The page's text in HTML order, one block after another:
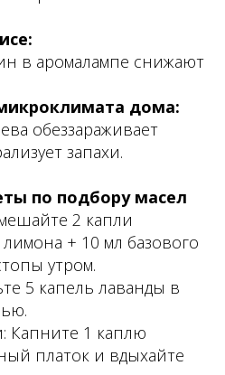
в аромалампе снижают
дома:
обеззараживает
запахи.
по подбору масел
2 капли
+ 10 мл базового
утром.
5 капель лаванды в
Капните 1 каплю
платок и вдыхайте